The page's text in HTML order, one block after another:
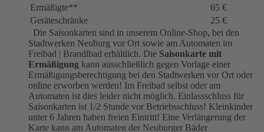
Ermäßigte**
65 €
Geräteschränke
25 €
Die Saisonkarten sind in unserem Online-Shop, bei den
Stadtwerken Neuburg vor Ort sowie am Automaten im
Freibad | Brandlbad erhältlich. Die Saisonkarte mit
Ermäßigung kann ausschließlich gegen Vorlage einer
Ermäßigungsberechtigung bei den Stadtwerken vor Ort oder
online erworben werden! Im Freibad selbst oder am
Automaten ist dies leider nicht möglich. Einlassschluss für
Saisonkarten ist 1/2 Stunde vor Betriebsschluss! Kleinkinder
unter 6 Jahren haben freien Eintritt! Eine Verlängerung der
Karte kann am Automaten der Neuburger Bäder